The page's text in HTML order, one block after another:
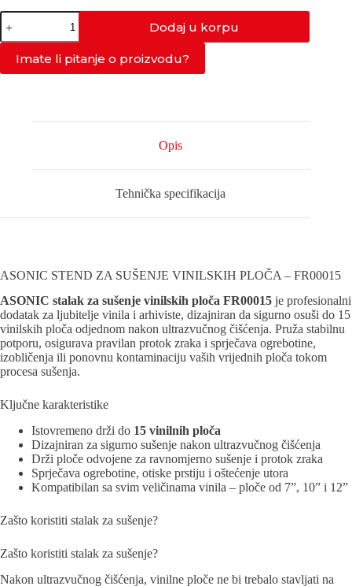
Stalak
za
sušenje
vinilskih
ploča
Dodaj u korpu
Imate li pitanje o proizvodu?
Opis
Tehnička specifikacija
ASONIC STEND ZA SUŠENJE VINILSKIH PLOČA – FR00015
ASONIC stalak za sušenje vinilskih ploča FR00015 je profesionalni
dodatak za ljubitelje vinila i arhiviste, dizajniran da sigurno osuši do 15
vinilskih ploča odjednom nakon ultrazvučnog čišćenja. Pruža stabilnu
potporu, osigurava pravilan protok zraka i sprječava ogrebotine,
izobličenja ili ponovnu kontaminaciju vaših vrijednih ploča tokom
procesa sušenja.
Ključne karakteristike
Istovremeno drži do 15 vinilnih ploča
Dizajniran za sigurno sušenje nakon ultrazvučnog čišćenja
Drži ploče odvojene za ravnomjerno sušenje i protok zraka
Sprječava ogrebotine, otiske prstiju i oštećenje utora
Kompatibilan sa svim veličinama vinila – ploče od 7”, 10” i 12”
Zašto koristiti stalak za sušenje?
Zašto koristiti stalak za sušenje?
Nakon ultrazvučnog čišćenja, vinilne ploče ne bi trebalo stavljati na